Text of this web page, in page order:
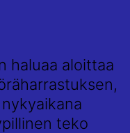
haluaa aloittaa
teko